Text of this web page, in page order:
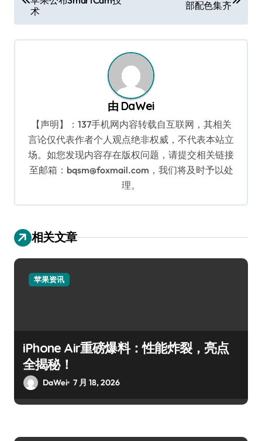
章
导
航
术
部配色集齐
由 DaWei
【声明】：137手机网内容转载自互联网，其相关
言论仅代表作者个人观点绝非权威，不代表本站立
场。如您发现内容存在版权问题，请提交相关链接
至邮箱：bqsm@foxmail.com，我们将及时予以处
理。
相关文章
苹果资讯
iPhone Air重磅爆料：性能炸裂，亮点
全揭秘！
DaWei 7 月 18, 2026